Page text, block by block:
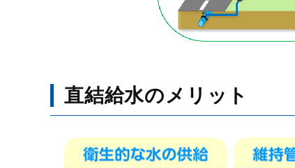
直結給水のメリット